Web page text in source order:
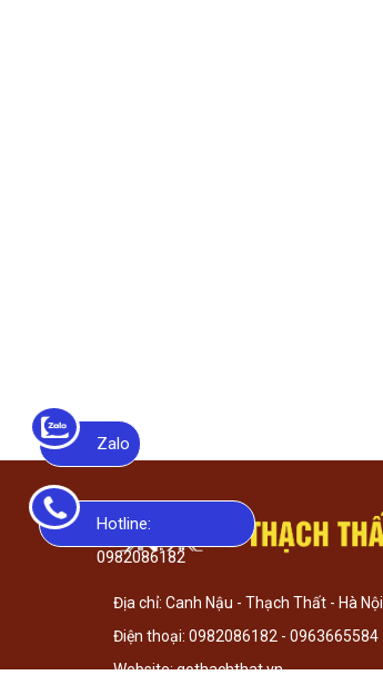
Địa chỉ: Canh Nậu - Thạch Thất - Hà Nội
Điện thoại: 0982086182 - 0963665584
Website: gothachthat.vn
Zalo
Hotline:
0982086182